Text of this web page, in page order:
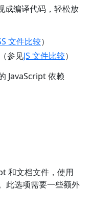
成编译代码，轻松放
文件比较）
参见JS 文件比较）
JavaScript 依赖
和文档文件，使用
此选项需要一些额外